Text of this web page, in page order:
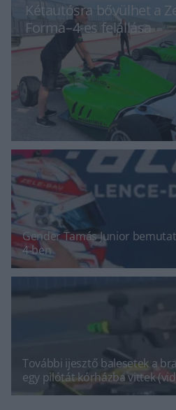
Kétautósra bővülhet a
Forma–4-es felállása
Gender Tamás Junior
4-ben
További ijesztő balesetek a
egy pilótát kórházba vittek